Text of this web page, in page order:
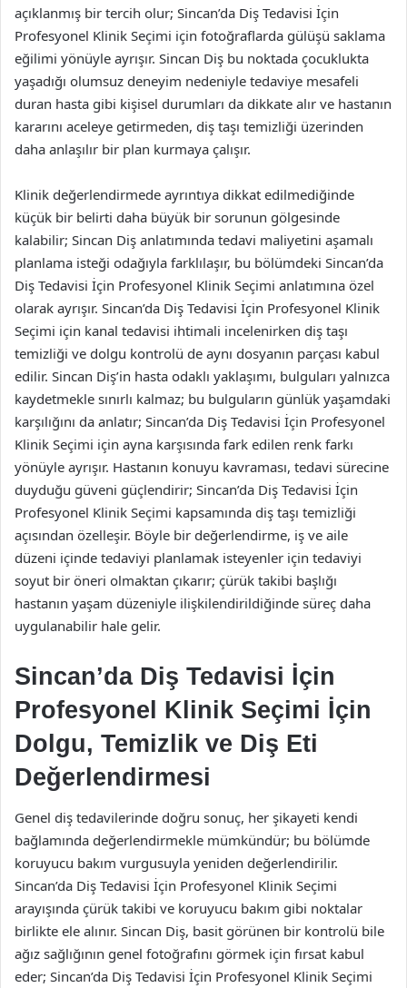
açıklanmış bir tercih olur; Sincan’da Diş Tedavisi İçin
Profesyonel Klinik Seçimi için fotoğraflarda gülüşü saklama
eğilimi yönüyle ayrışır. Sincan Diş bu noktada çocuklukta
yaşadığı olumsuz deneyim nedeniyle tedaviye mesafeli
duran hasta gibi kişisel durumları da dikkate alır ve hastanın
kararını aceleye getirmeden, diş taşı temizliği üzerinden
daha anlaşılır bir plan kurmaya çalışır.
Klinik değerlendirmede ayrıntıya dikkat edilmediğinde
küçük bir belirti daha büyük bir sorunun gölgesinde
kalabilir; Sincan Diş anlatımında tedavi maliyetini aşamalı
planlama isteği odağıyla farklılaşır, bu bölümdeki Sincan’da
Diş Tedavisi İçin Profesyonel Klinik Seçimi anlatımına özel
olarak ayrışır. Sincan’da Diş Tedavisi İçin Profesyonel Klinik
Seçimi için kanal tedavisi ihtimali incelenirken diş taşı
temizliği ve dolgu kontrolü de aynı dosyanın parçası kabul
edilir. Sincan Diş’in hasta odaklı yaklaşımı, bulguları yalnızca
kaydetmekle sınırlı kalmaz; bu bulguların günlük yaşamdaki
karşılığını da anlatır; Sincan’da Diş Tedavisi İçin Profesyonel
Klinik Seçimi için ayna karşısında fark edilen renk farkı
yönüyle ayrışır. Hastanın konuyu kavraması, tedavi sürecine
duyduğu güveni güçlendirir; Sincan’da Diş Tedavisi İçin
Profesyonel Klinik Seçimi kapsamında diş taşı temizliği
açısından özelleşir. Böyle bir değerlendirme, iş ve aile
düzeni içinde tedaviyi planlamak isteyenler için tedaviyi
soyut bir öneri olmaktan çıkarır; çürük takibi başlığı
hastanın yaşam düzeniyle ilişkilendirildiğinde süreç daha
uygulanabilir hale gelir.
Sincan’da Diş Tedavisi İçin
Profesyonel Klinik Seçimi İçin
Dolgu, Temizlik ve Diş Eti
Değerlendirmesi
Genel diş tedavilerinde doğru sonuç, her şikayeti kendi
bağlamında değerlendirmekle mümkündür; bu bölümde
koruyucu bakım vurgusuyla yeniden değerlendirilir.
Sincan’da Diş Tedavisi İçin Profesyonel Klinik Seçimi
arayışında çürük takibi ve koruyucu bakım gibi noktalar
birlikte ele alınır. Sincan Diş, basit görünen bir kontrolü bile
ağız sağlığının genel fotoğrafını görmek için fırsat kabul
eder; Sincan’da Diş Tedavisi İçin Profesyonel Klinik Seçimi